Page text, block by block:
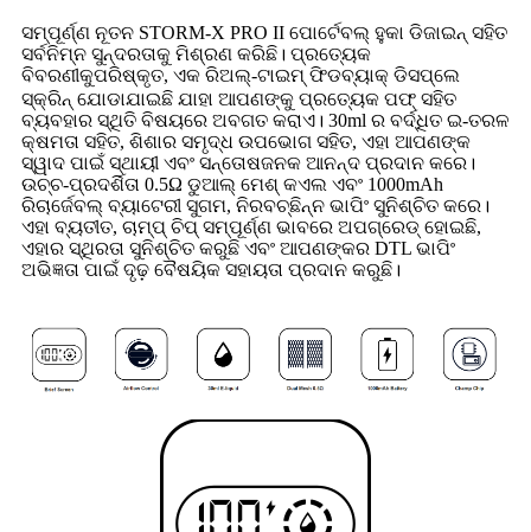
ସମ୍ପୂର୍ଣ୍ଣ ନୂତନ STORM-X PRO II ପୋର୍ଟେବଲ୍ ହୁକା ଡିଜାଇନ୍ ସହିତ
ସର୍ବନିମ୍ନ ସୁନ୍ଦରତାକୁ ମିଶ୍ରଣ କରିଛି। ପ୍ରତ୍ୟେକ
ବିବରଣୀକୁପରିଷ୍କୃତ, ଏକ ରିଅଲ୍-ଟାଇମ୍ ଫିଡବ୍ୟାକ୍ ଡିସପ୍ଲେ
ସ୍କ୍ରିନ୍ ଯୋଡାଯାଇଛି ଯାହା ଆପଣଙ୍କୁ ପ୍ରତ୍ୟେକ ପଫ୍ ସହିତ
ବ୍ୟବହାର ସ୍ଥିତି ବିଷୟରେ ଅବଗତ କରାଏ। 30ml ର ବର୍ଦ୍ଧିତ ଇ-ତରଳ
କ୍ଷମତା ସହିତ, ଶିଶାର ସମୃଦ୍ଧ ଉପଭୋଗ ସହିତ, ଏହା ଆପଣଙ୍କ
ସ୍ୱାଦ ପାଇଁ ସ୍ଥାୟୀ ଏବଂ ସନ୍ତୋଷଜନକ ଆନନ୍ଦ ପ୍ରଦାନ କରେ।
ଉଚ୍ଚ-ପ୍ରଦର୍ଶିତା 0.5Ω ଡୁଆଲ୍ ମେଶ୍ କଏଲ ଏବଂ 1000mAh
ରିଚାର୍ଜେବଲ୍ ବ୍ୟାଟେରୀ ସୁଗମ, ନିରବଚ୍ଛିନ୍ନ ଭାପିଂ ସୁନିଶ୍ଚିତ କରେ।
ଏହା ବ୍ୟତୀତ, ଚାମ୍ପ୍ ଚିପ୍ ସମ୍ପୂର୍ଣ୍ଣ ଭାବରେ ଅପଗ୍ରେଡ୍ ହୋଇଛି,
ଏହାର ସ୍ଥିରତା ସୁନିଶ୍ଚିତ କରୁଛି ଏବଂ ଆପଣଙ୍କର DTL ଭାପିଂ
ଅଭିଜ୍ଞତା ପାଇଁ ଦୃଢ଼ ବୈଷୟିକ ସହାୟତା ପ୍ରଦାନ କରୁଛି।